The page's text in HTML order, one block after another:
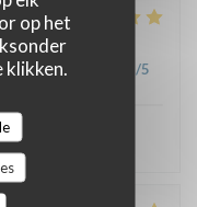
op het
klikken.
/5 Kwaliteit / Prijs /5